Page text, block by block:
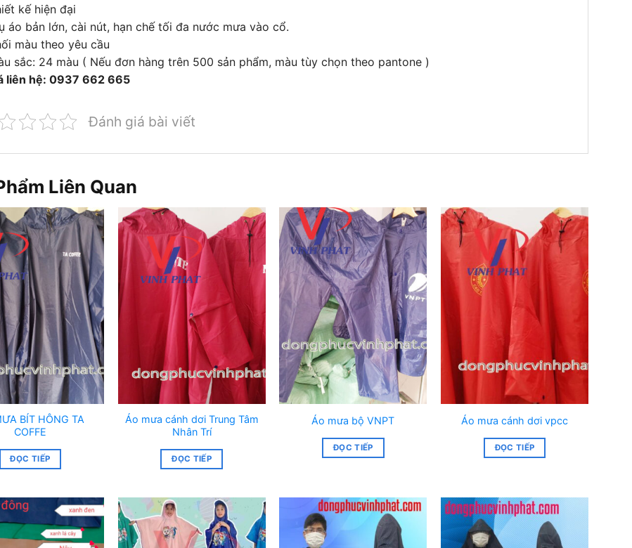
kế hiện đại
áo bản lớn, cài nút, hạn chế tối đa nước mưa vào cổ.
màu theo yêu cầu
sắc: 24 màu ( Nếu đơn hàng trên 500 sản phẩm, màu tùy chọn theo pantone )
liên hệ: 0937 662 665
Đánh giá bài viết
Liên Quan
BÍT HÔNG TA
COFFE
ĐỌC TIẾP
Áo mưa cánh dơi Trung Tâm
Nhân Trí
ĐỌC TIẾP
Áo mưa bộ VNPT
ĐỌC TIẾP
Áo mưa cánh dơi vpcc
ĐỌC TIẾP